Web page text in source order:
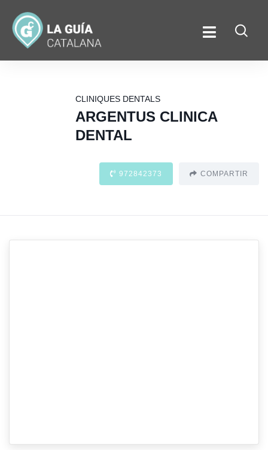
CLINIQUES DENTALS
ARGENTUS CLINICA
DENTAL
972842373 COMPARTIR